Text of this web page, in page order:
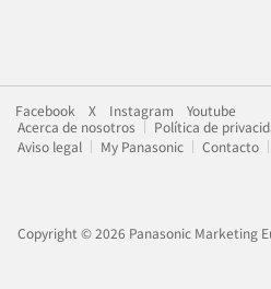
Facebook X Instagram
Youtube
Acerca de nosotros
Política de
Aviso legal
My Panasonic Contacto
Copyright © 2026 Panasonic Marketing